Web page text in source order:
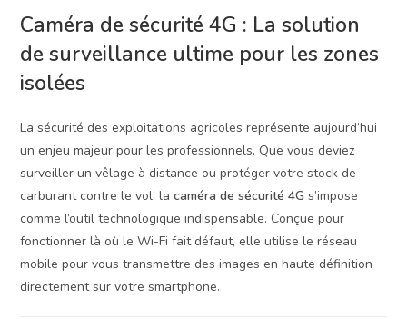
Caméra de sécurité 4G : La solution
de surveillance ultime pour les zones
isolées
La sécurité des exploitations agricoles représente aujourd’hui
un enjeu majeur pour les professionnels. Que vous deviez
surveiller un vêlage à distance ou protéger votre stock de
carburant contre le vol, lacaméra de sécurité 4G s’impose
comme l’outil technologique indispensable. Conçue pour
fonctionner là où le Wi-Fi fait défaut, elle utilise le réseau
mobile pour vous transmettre des images en haute définition
directement sur votre smartphone.